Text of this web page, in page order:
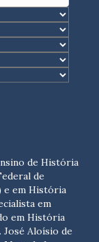
de História
de
e em História
em
em História
Aloísio de